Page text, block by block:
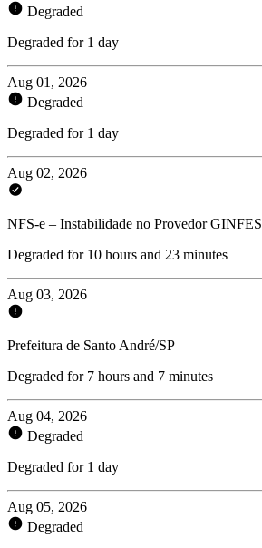
Degraded
Degraded for 1 day
Aug 01, 2026
Degraded
Degraded for 1 day
Aug 02, 2026
NFS-e – Instabilidade no Provedor GINFES
Degraded for 10 hours and 23 minutes
Aug 03, 2026
Prefeitura de Santo André/SP
Degraded for 7 hours and 7 minutes
Aug 04, 2026
Degraded
Degraded for 1 day
Aug 05, 2026
Degraded